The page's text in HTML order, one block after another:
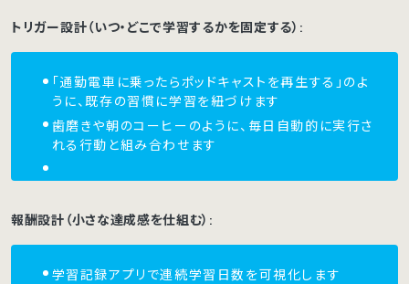
トリガー設計（いつ・どこで学習するかを固定する）:
「通勤電車に乗ったらポッドキャストを再生する」のよ
うに、既存の習慣に学習を紐づけます
歯磨きや朝のコーヒーのように、毎日自動的に実行さ
れる行動と組み合わせます
報酬設計（小さな達成感を仕組む）:
学習記録アプリで連続学習日数を可視化します